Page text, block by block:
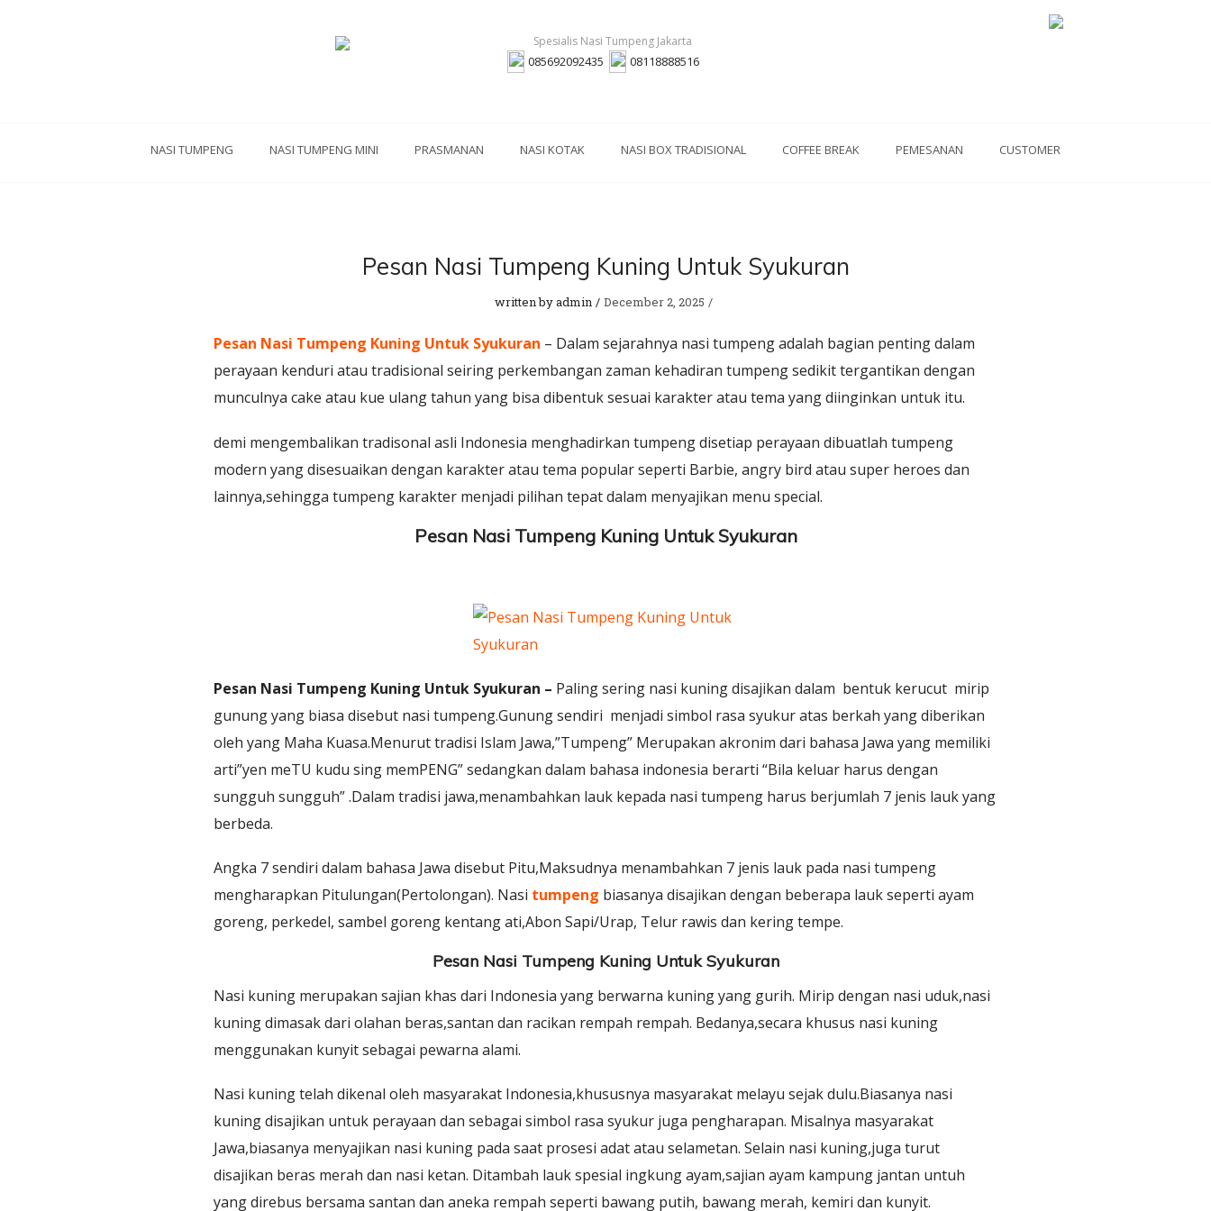
085692092435 08118888516
NASI TUMPENG NASI TUMPENG MINI PRASMANAN NASI KOTAK NASI BOX TRADISIONAL COFFEE BREAK PEMESANAN CUSTOMER
Pesan Nasi Tumpeng Kuning Untuk Syukuran
written byadmin December 2, 2025
Pesan Nasi Tumpeng Kuning Untuk Syukuran – Dalam sejarahnya nasi tumpeng adalah bagian penting dalam
perayaan kenduri atau tradisional seiring perkembangan zaman kehadiran tumpeng sedikit tergantikan dengan
munculnya cake atau kue ulang tahun yang bisa dibentuk sesuai karakter atau tema yang diinginkan untuk itu.
demi mengembalikan tradisonal asli Indonesia menghadirkan tumpeng disetiap perayaan dibuatlah tumpeng
modern yang disesuaikan dengan karakter atau tema popular seperti Barbie, angry bird atau super heroes dan
lainnya,sehingga tumpeng karakter menjadi pilihan tepat dalam menyajikan menu special.
Pesan Nasi Tumpeng Kuning Untuk Syukuran
Pesan Nasi Tumpeng Kuning Untuk Syukuran – Paling sering nasi kuning disajikan dalam bentuk kerucut mirip
gunung yang biasa disebut nasi tumpeng.Gunung sendiri menjadi simbol rasa syukur atas berkah yang diberikan
oleh yang Maha Kuasa.Menurut tradisi Islam Jawa,”Tumpeng” Merupakan akronim dari bahasa Jawa yang memiliki
arti”yen meTU kudu sing memPENG” sedangkan dalam bahasa indonesia berarti “Bila keluar harus dengan
sungguh sungguh” .Dalam tradisi jawa,menambahkan lauk kepada nasi tumpeng harus berjumlah 7 jenis lauk yang
berbeda.
Angka 7 sendiri dalam bahasa Jawa disebut Pitu,Maksudnya menambahkan 7 jenis lauk pada nasi tumpeng
mengharapkan Pitulungan(Pertolongan). Nasi tumpeng biasanya disajikan dengan beberapa lauk seperti ayam
goreng, perkedel, sambel goreng kentang ati,Abon Sapi/Urap, Telur rawis dan kering tempe.
Pesan Nasi Tumpeng Kuning Untuk Syukuran
Nasi kuning merupakan sajian khas dari Indonesia yang berwarna kuning yang gurih. Mirip dengan nasi uduk,nasi
kuning dimasak dari olahan beras,santan dan racikan rempah rempah. Bedanya,secara khusus nasi kuning
menggunakan kunyit sebagai pewarna alami.
Nasi kuning telah dikenal oleh masyarakat Indonesia,khususnya masyarakat melayu sejak dulu.Biasanya nasi
kuning disajikan untuk perayaan dan sebagai simbol rasa syukur juga pengharapan. Misalnya masyarakat
Jawa,biasanya menyajikan nasi kuning pada saat prosesi adat atau selametan. Selain nasi kuning,juga turut
disajikan beras merah dan nasi ketan. Ditambah lauk spesial ingkung ayam,sajian ayam kampung jantan untuh
yang direbus bersama santan dan aneka rempah seperti bawang putih, bawang merah, kemiri dan kunyit.